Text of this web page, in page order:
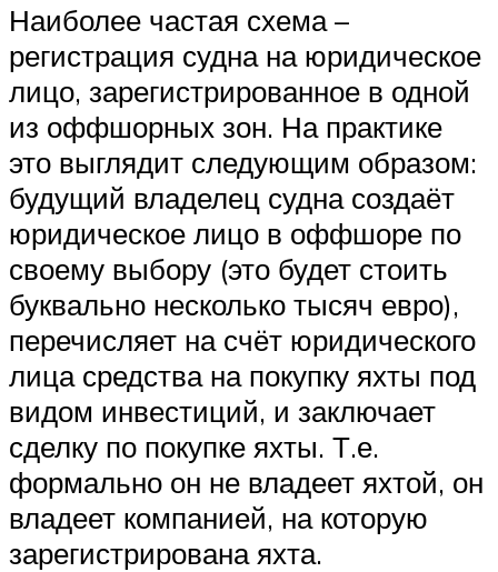
Наиболее частая схема –
регистрация судна на юридическое
лицо, зарегистрированное в одной
из оффшорных зон. На практике
это выглядит следующим образом:
будущий владелец судна создаёт
юридическое лицо в оффшоре по
своему выбору (это будет стоить
буквально несколько тысяч евро),
перечисляет на счёт юридического
лица средства на покупку яхты под
видом инвестиций, и заключает
сделку по покупке яхты. Т.е.
формально он не владеет яхтой, он
владеет компанией, на которую
зарегистрирована яхта.